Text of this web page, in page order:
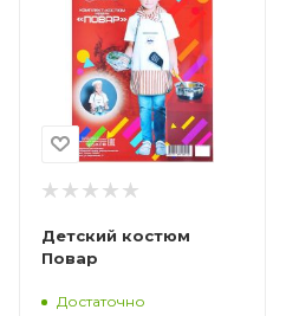
Детский костюм
Повар
Достаточно